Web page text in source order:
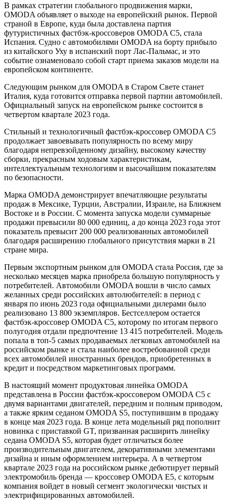
В рамках стратегии глобального продвижения марки,
OMODA объявляет о выходе на европейский рынок. Первой
страной в Европе, куда была доставлена партия
футуристичных фастбэк-кроссоверов OMODA C5, стала
Испания. Судно с автомобилями OMODA на борту прибыло
из китайского Уху в испанский порт Лас-Пальмас, и это
событие ознаменовало собой старт приема заказов модели на
европейском континенте.
Следующим рынком для OMODA в Старом Свете станет
Италия, куда готовится отправка первой партии автомобилей.
Официальный запуск на европейском рынке состоится в
четвертом квартале 2023 года.
Стильный и технологичный фастбэк-кроссовер OMODA C5
продолжает завоевывать популярность по всему миру
благодаря непревзойденному дизайну, высокому качеству
сборки, прекрасным ходовым характеристикам,
интеллектуальным технологиям и высочайшим показателям
по безопасности.
Марка OMODA демонстрирует впечатляющие результаты
продаж в Мексике, Турции, Австралии, Израиле, на Ближнем
Востоке и в России. С момента запуска модели суммарные
продажи превысили 80 000 единиц, а до конца 2023 года этот
показатель превысит 200 000 реализованных автомобилей
благодаря расширению глобального присутствия марки в 21
стране мира.
Первым экспортным рынком для OMODA стала Россия, где за
несколько месяцев марка приобрела большую популярность у
потребителей. Автомобили OMODA вошли в число самых
желанных среди российских автолюбителей: в период с
января по июнь 2023 года официальными дилерами было
реализовано 13 800 экземпляров. Бестселлером остается
фастбэк-кроссовер OMODA C5, которому по итогам первого
полугодия отдали предпочтение 13 415 потребителей. Модель
попала в топ-5 самых продаваемых легковых автомобилей на
российском рынке и стала наиболее востребованной среди
всех автомобилей иностранных брендов, приобретенных в
кредит и посредством маркетинговых программ.
В настоящий момент продуктовая линейка OMODA
представлена в России фастбэк-кроссовером OMODA C5 с
двумя вариантами двигателей, передним и полным приводом,
а также ярким седаном OMODA S5, поступившим в продажу
в конце мая 2023 года. В конце лета модельный ряд пополнит
новинка с приставкой GT, призванная расширить линейку
седана OMODA S5, которая будет отличаться более
производительным двигателем, декоративными элементами
дизайна и иным оформлением интерьера. А в четвертом
квартале 2023 года на российском рынке дебютирует первый
электромобиль бренда — кроссовер OMODA Е5, с которым
компания войдет в новый сегмент экологически чистых и
электрифицированных автомобилей.